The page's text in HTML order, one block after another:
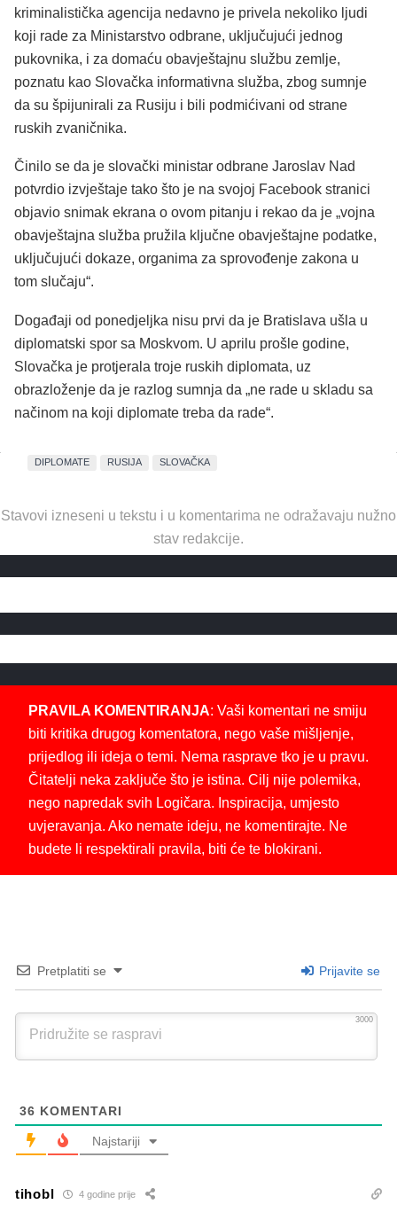
kriminalistička agencija nedavno je privela nekoliko ljudi
koji rade za Ministarstvo odbrane, uključujući jednog
pukovnika, i za domaću obavještajnu službu zemlje,
poznatu kao Slovačka informativna služba, zbog sumnje
da su špijunirali za Rusiju i bili podmićivani od strane
ruskih zvaničnika.
Činilo se da je slovački ministar odbrane Jaroslav Nad
potvrdio izvještaje tako što je na svojoj Facebook stranici
objavio snimak ekrana o ovom pitanju i rekao da je „vojna
obavještajna služba pružila ključne obavještajne podatke,
uključujući dokaze, organima za sprovođenje zakona u
tom slučaju“.
Događaji od ponedjeljka nisu prvi da je Bratislava ušla u
diplomatski spor sa Moskvom. U aprilu prošle godine,
Slovačka je protjerala troje ruskih diplomata, uz
obrazloženje da je razlog sumnja da „ne rade u skladu sa
načinom na koji diplomate treba da rade“.
DIPLOMATE RUSIJA SLOVAČKA
Stavovi izneseni u tekstu i u komentarima ne odražavaju nužno
stav redakcije.
PRAVILA KOMENTIRANJA: Vaši komentari ne smiju
biti kritika drugog komentatora, nego vaše mišljenje,
prijedlog ili ideja o temi. Nema rasprave tko je u pravu.
Čitatelji neka zaključe što je istina. Cilj nije polemika,
nego napredak svih Logičara. Inspiracija, umjesto
uvjeravanja. Ako nemate ideju, ne komentirajte. Ne
budete li respektirali pravila, biti će te blokirani.
Pretplatiti se Prijavite se
3000
36 KOMENTARI
Najstariji
tihobl 4 godine prije